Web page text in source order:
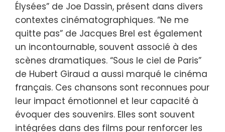
Élysées” de Joe Dassin, présent dans divers
contextes cinématographiques. “Ne me
quitte pas” de Jacques Brel est également
un incontournable, souvent associé à des
scènes dramatiques. “Sous le ciel de Paris”
de Hubert Giraud a aussi marqué le cinéma
français. Ces chansons sont reconnues pour
leur impact émotionnel et leur capacité à
évoquer des souvenirs. Elles sont souvent
intégrées dans des films pour renforcer les